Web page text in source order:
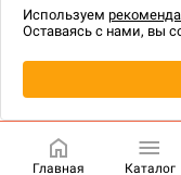
технологии.
Главная Каталог
Используем
Оставаясь с нами, вы